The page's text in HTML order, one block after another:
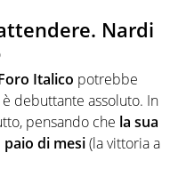
Nardi
Italico potrebbe
è debuttante assoluto. In
pensando che la sua
paio di mesi(la vittoria a